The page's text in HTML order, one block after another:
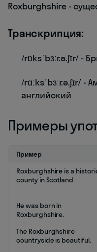
Roxburghshire -
Транскрипция:
/rɒksˈbɜːr.ə.ʃɪr/ -
/rɑːksˈbɜːr.ə.ʃɪr/ -
английский
Примеры
Пример
Roxburghshire is a
county in Scotland.
He was born in
Roxburghshire.
The Roxburghshire
countryside is beautiful.